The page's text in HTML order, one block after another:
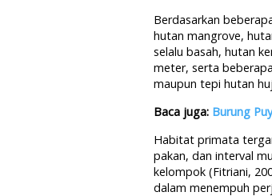
Berdasarkan
hutan mangrove,
selalu basah, hutan
meter, serta
maupun tepi hutan
Baca juga: Burung
Habitat primata
pakan, dan interval
kelompok (Fitriani,
dalam menempuh